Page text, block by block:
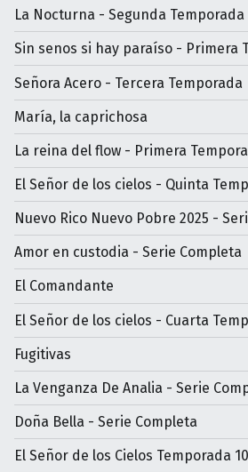
La Nocturna - Segunda Temporada
Sin senos si hay paraíso - Primera
Señora Acero - Tercera Temporada
María, la caprichosa
La reina del flow - Primera
El Señor de los cielos - Quinta
Nuevo Rico Nuevo Pobre 2025 -
Amor en custodia - Serie Completa
El Comandante
El Señor de los cielos - Cuarta
Fugitivas
La Venganza De Analia - Serie
Doña Bella - Serie Completa
El Señor de los Cielos Temporada 10